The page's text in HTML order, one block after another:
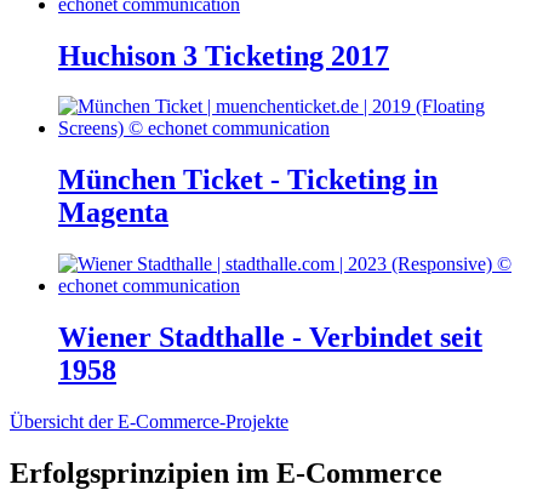
Huchison 3 Ticketing 2017
München Ticket - Ticketing in
Magenta
Wiener Stadthalle - Verbindet seit
1958
Übersicht der E-Commerce-Projekte
Erfolgsprinzipien im E-Commerce